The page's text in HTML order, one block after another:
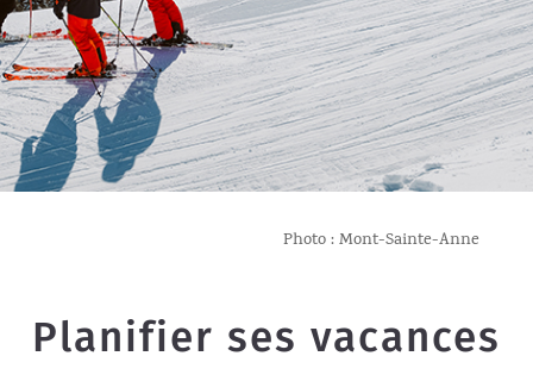
Photo : Mont-Sainte-Anne
Planifier ses vacances